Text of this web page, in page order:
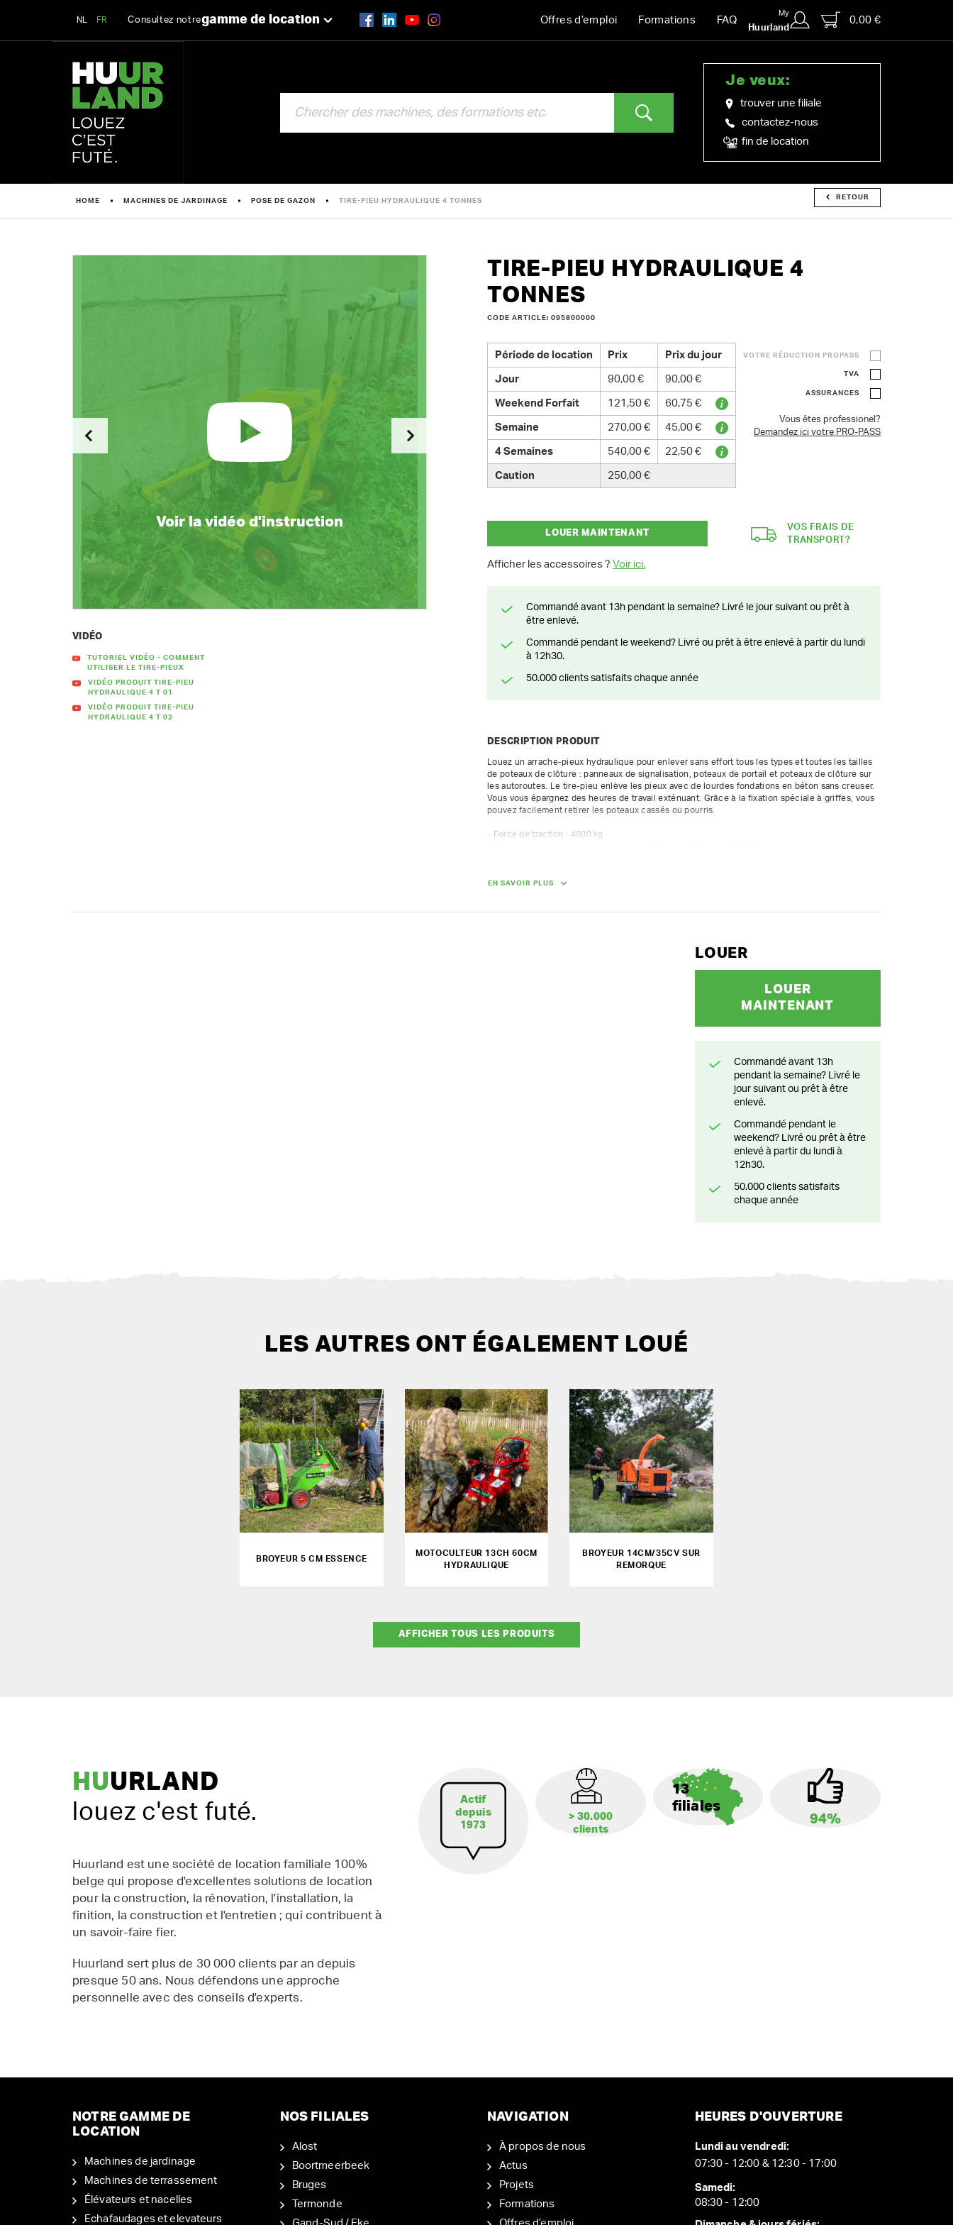
NL FR Consultez notregamme de location Offres d’emploi Formations FAQ
My
Huurland
0,00 €
Je veux:
trouver une filiale
contactez-nous
fin de location
HOME MACHINES DE JARDINAGE POSE DE GAZON TIRE-PIEU HYDRAULIQUE 4 TONNES RETOUR
TIRE-PIEU HYDRAULIQUE 4
TONNES
CODE ARTICLE: 095800000
Voir la vidéo d'instruction
VIDÉO
TUTORIEL VIDÉO - COMMENT
UTILISER LE TIRE-PIEUX
VIDÉO PRODUIT TIRE-PIEU
HYDRAULIQUE 4 T 01
VIDÉO PRODUIT TIRE-PIEU
HYDRAULIQUE 4 T 02
Période de location Prix Prix du jour
Jour 90,00 € 90,00 €
Weekend Forfait 121,50 € 60,75 €
Semaine 270,00 € 45,00 €
4 Semaines 540,00 € 22,50 €
Caution 250,00 €
VOTRE RÉDUCTION PROPASS
TVA
ASSURANCES
Vous êtes professionel?
Demandez ici votre PRO-PASS
LOUER MAINTENANT
Afficher les accessoires ? Voir ici.
VOS FRAIS DE
TRANSPORT?
Commandé avant 13h pendant la semaine? Livré le jour suivant ou prêt à
être enlevé.
Commandé pendant le weekend? Livré ou prêt à être enlevé à partir du lundi
à 12h30.
50.000 clients satisfaits chaque année
DESCRIPTION PRODUIT
Louez un arrache-pieux hydraulique pour enlever sans effort tous les types et toutes les tailles
de poteaux de clôture : panneaux de signalisation, poteaux de portail et poteaux de clôture sur
les autoroutes. Le tire-pieu enlève les pieux avec de lourdes fondations en béton sans creuser.
Vous vous épargnez des heures de travail exténuant. Grâce à la fixation spéciale à griffes, vous
pouvez facilement retirer les poteaux cassés ou pourris.
- Force de traction : 4000 kg
EN SAVOIR PLUS
LOUER
LOUER
MAINTENANT
Commandé avant 13h
pendant la semaine? Livré le
jour suivant ou prêt à être
enlevé.
Commandé pendant le
weekend? Livré ou prêt à être
enlevé à partir du lundi à
12h30.
50.000 clients satisfaits
chaque année
LES AUTRES ONT ÉGALEMENT LOUÉ
BROYEUR 5 CM ESSENCE
MOTOCULTEUR 13CH 60CM
HYDRAULIQUE
BROYEUR 14CM/35CV SUR
REMORQUE
AFFICHER TOUS LES PRODUITS
HUURLAND
louez c'est futé.
Huurland est une société de location familiale 100%
belge qui propose d'excellentes solutions de location
pour la construction, la rénovation, l'installation, la
finition, la construction et l'entretien ; qui contribuent à
un savoir-faire fier.
Huurland sert plus de 30 000 clients par an depuis
presque 50 ans. Nous défendons une approche
personnelle avec des conseils d'experts.
Actif
depuis
1973
> 30.000
clients
13
filiales
94%
NOTRE GAMME DE
LOCATION
Machines de jardinage
Machines de terrassement
Élévateurs et nacelles
Echafaudages et elevateurs
NOS FILIALES
Alost
Boortmeerbeek
Bruges
Termonde
NAVIGATION
À propos de nous
Actus
Projets
Formations
HEURES D'OUVERTURE
Lundi au vendredi:
07:30 - 12:00 & 12:30 - 17:00
Samedi:
08:30 - 12:00